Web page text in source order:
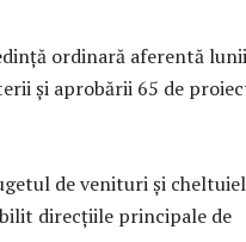
ordinară aferentă lunii
și aprobării 65 de
de venituri și
direcțiile principale de